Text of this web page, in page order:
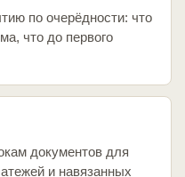
по очерёдности: что
что до первого
документов для
и навязанных